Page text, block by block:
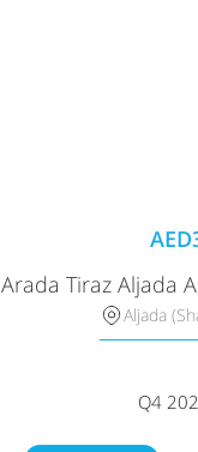
AED
Arada Tiraz Aljada
Aljada
Q4